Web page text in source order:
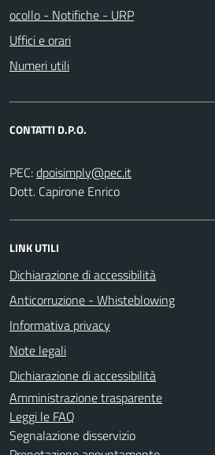
ocollo - Notifiche - URP
Uffici e orari
Numeri utili
CONTATTI D.P.O.
PEC:
Dott. Capirone Enrico
LINK UTILI
Dichiarazione di accessibilità
Anticorruzione - Whisteblowing
Informativa privacy
Note legali
Dichiarazione di accessibilità
Amministrazione trasparente
Leggi le FAQ
Segnalazione disservizio